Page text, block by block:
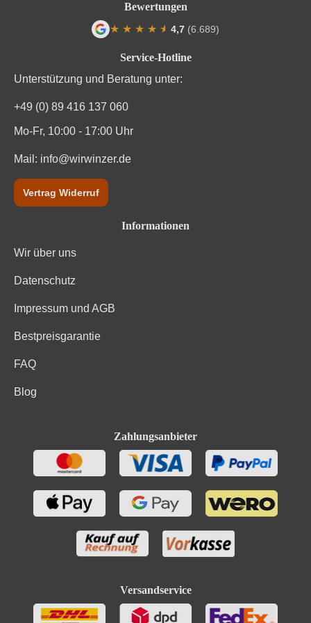
Service-Hotline
Unterstützung und Beratung unter:
+49 (0) 89 416 137 060
Mo-Fr, 10:00 - 17:00 Uhr
Mail: info@wirwinzer.de
Vertrag Widerruf
Informationen
Wir über uns
Datenschutz
Impressum und AGB
Bestpreisgarantie
FAQ
Blog
Zahlungsanbieter
Versandservice
Bewertungen
★ ★ ★ ★ ★
★ 4,7 (6.689)